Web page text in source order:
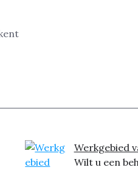
Werkgebied
Wilt u een